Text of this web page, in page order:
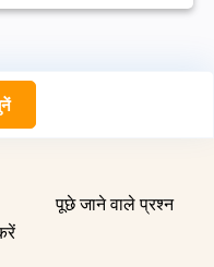
पूछे जाने वाले प्रश्न